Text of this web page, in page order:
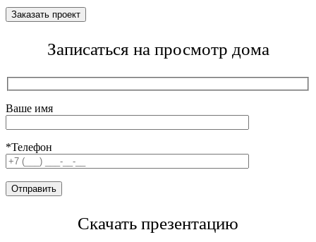
Записаться на просмотр дома
Ваше имя
*Телефон
Скачать презентацию